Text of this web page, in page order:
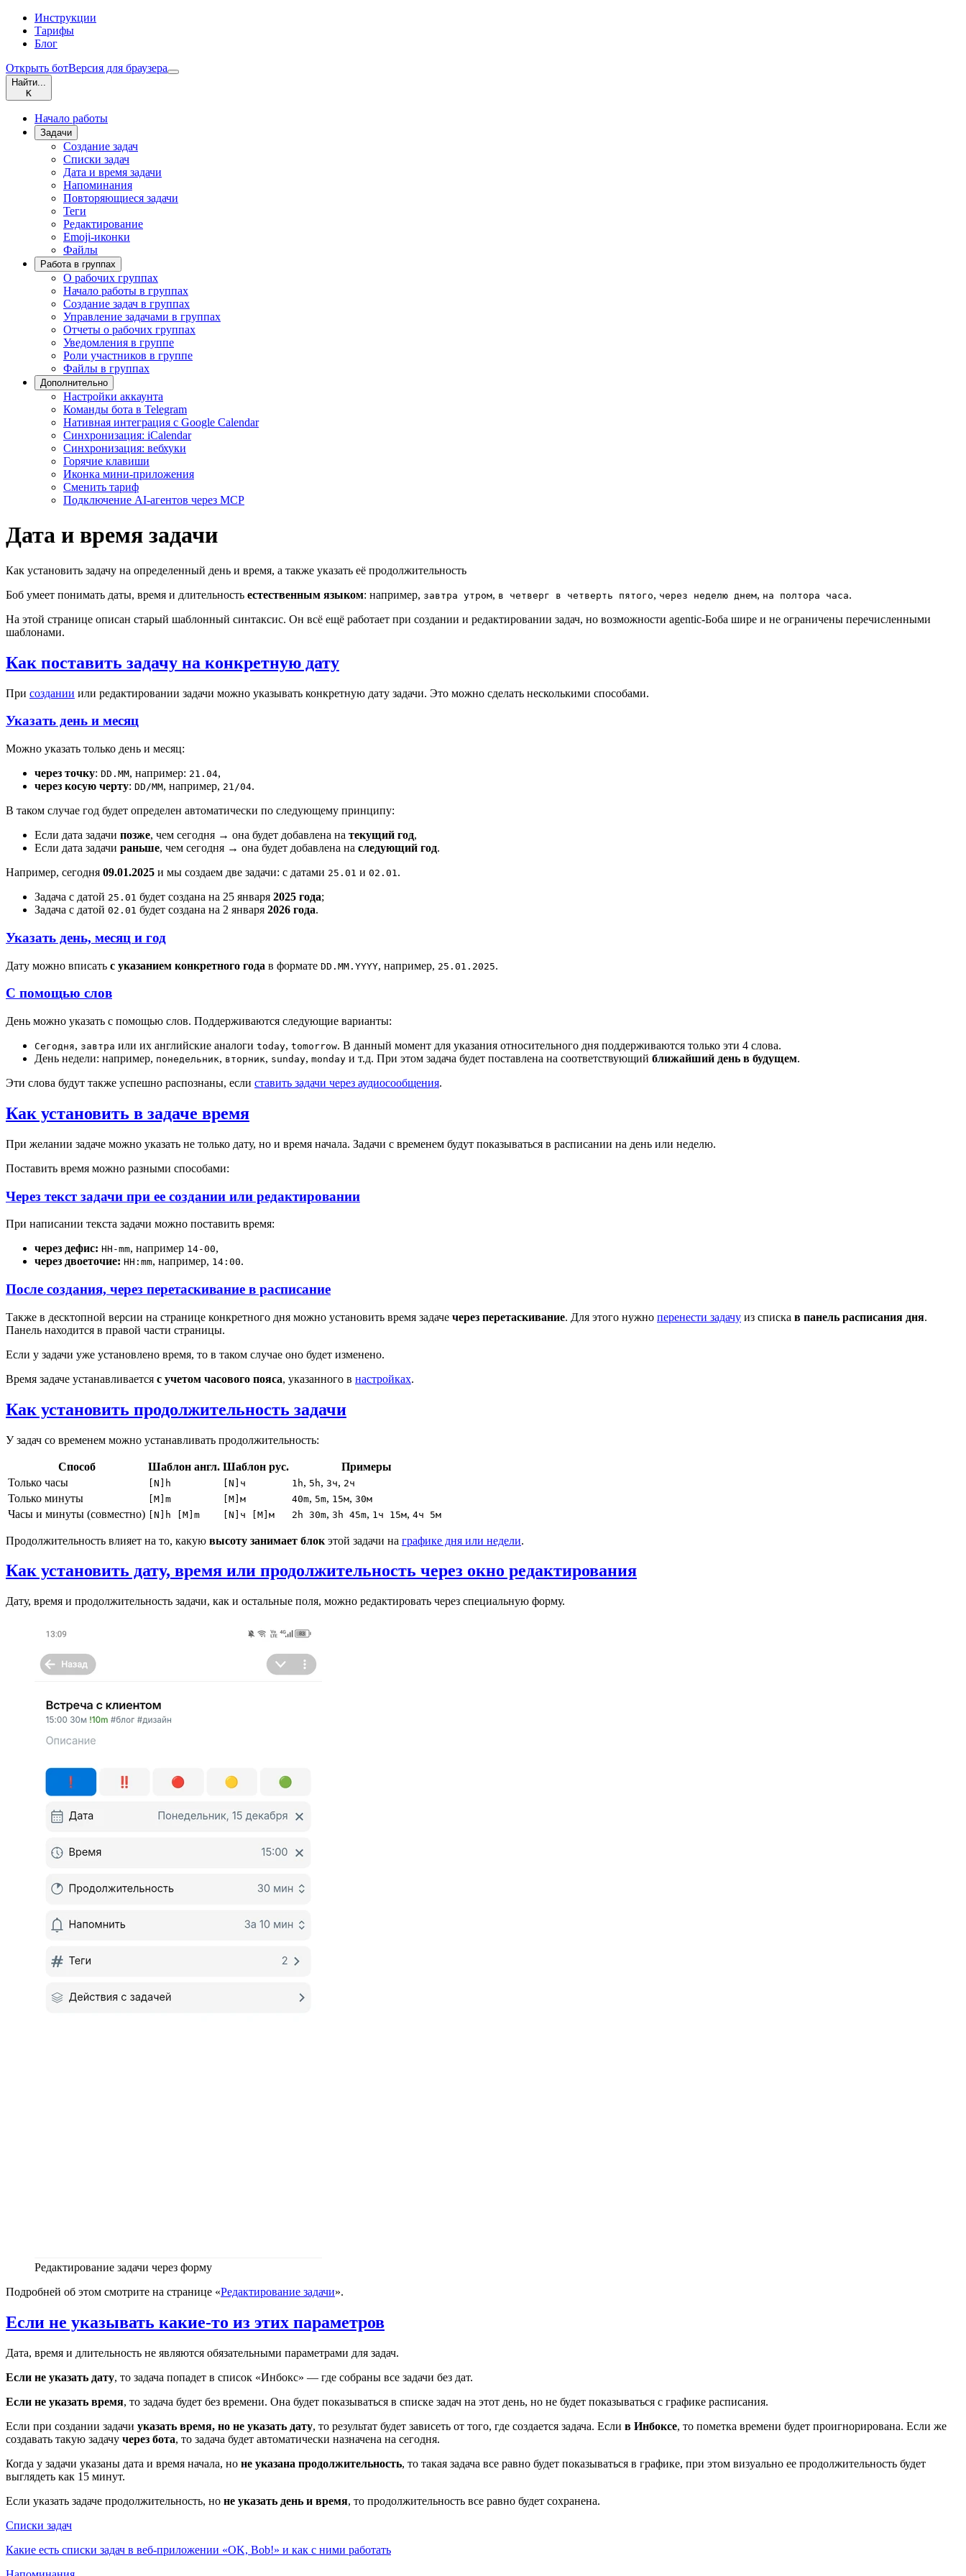
Инструкции
Тарифы
Блог
Открыть ботВерсия для браузера
Найти...
K
Начало работы
Задачи
Создание задач
Списки задач
Дата и время задачи
Напоминания
Повторяющиеся задачи
Теги
Редактирование
Emoji-иконки
Файлы
Работа в группах
О рабочих группах
Начало работы в группах
Создание задач в группах
Управление задачами в группах
Отчеты о рабочих группах
Уведомления в группе
Роли участников в группе
Файлы в группах
Дополнительно
Настройки аккаунта
Команды бота в Telegram
Нативная интеграция с Google Calendar
Синхронизация: iCalendar
Синхронизация: вебхуки
Горячие клавиши
Иконка мини-приложения
Сменить тариф
Подключение AI-агентов через MCP
Дата и время задачи
Как установить задачу на определенный день и время, а также указать её продолжительность
Боб умеет понимать даты, время и длительность естественным языком: например, завтра утром, в четверг в четверть пятого, через неделю днем, на полтора часа.
На этой странице описан старый шаблонный синтаксис. Он всё ещё работает при создании и редактировании задач, но возможности agentic-Боба шире и не ограничены перечисленными
шаблонами.
Как поставить задачу на конкретную дату
При создании или редактировании задачи можно указывать конкретную дату задачи. Это можно сделать несколькими способами.
Указать день и месяц
Можно указать только день и месяц:
через точку: DD.MM, например: 21.04,
через косую черту: DD/MM, например, 21/04.
В таком случае год будет определен автоматически по следующему принципу:
Если дата задачи позже, чем сегодня → она будет добавлена на текущий год,
Если дата задачи раньше, чем сегодня → она будет добавлена на следующий год.
Например, сегодня 09.01.2025 и мы создаем две задачи: с датами 25.01 и 02.01.
Задача с датой 25.01 будет создана на 25 января 2025 года;
Задача с датой 02.01 будет создана на 2 января 2026 года.
Указать день, месяц и год
Дату можно вписать с указанием конкретного года в формате DD.MM.YYYY, например, 25.01.2025.
С помощью слов
День можно указать с помощью слов. Поддерживаются следующие варианты:
Сегодня, завтра или их английские аналоги today, tomorrow. В данный момент для указания относительного дня поддерживаются только эти 4 слова.
День недели: например, понедельник, вторник, sunday, monday и т.д. При этом задача будет поставлена на соответствующий ближайший день в будущем.
Эти слова будут также успешно распознаны, если ставить задачи через аудиосообщения.
Как установить в задаче время
При желании задаче можно указать не только дату, но и время начала. Задачи с временем будут показываться в расписании на день или неделю.
Поставить время можно разными способами:
Через текст задачи при ее создании или редактировании
При написании текста задачи можно поставить время:
через дефис: HH-mm, например 14-00,
через двоеточие: HH:mm, например, 14:00.
После создания, через перетаскивание в расписание
Также в десктопной версии на странице конкретного дня можно установить время задаче через перетаскивание. Для этого нужно перенести задачу из списка в панель расписания дня.
Панель находится в правой части страницы.
Если у задачи уже установлено время, то в таком случае оно будет изменено.
Время задаче устанавливается с учетом часового пояса, указанного в настройках.
Как установить продолжительность задачи
У задач со временем можно устанавливать продолжительность:
Способ Шаблон англ. Шаблон рус.
Примеры
Только часы
[N]h [N]ч 1h, 5h, 3ч, 2ч
Только минуты [M]m [M]м 40m, 5m, 15м, 30м
Часы и минуты (совместно) [N]h [M]m [N]ч [M]м 2h 30m, 3h 45m, 1ч 15м, 4ч 5м
Продолжительность влияет на то, какую высоту занимает блок этой задачи на графике дня или недели.
Как установить дату, время или продолжительность через окно редактирования
Дату, время и продолжительность задачи, как и остальные поля, можно редактировать через специальную форму.
Редактирование задачи через форму
Подробней об этом смотрите на странице «Редактирование задачи».
Если не указывать какие-то из этих параметров
Дата, время и длительность не являются обязательными параметрами для задач.
Если не указать дату, то задача попадет в список «Инбокс» — где собраны все задачи без дат.
Если не указать время, то задача будет без времени. Она будет показываться в списке задач на этот день, но не будет показываться с графике расписания.
Если при создании задачи указать время, но не указать дату, то результат будет зависеть от того, где создается задача. Если в Инбоксе, то пометка времени будет проигнорирована. Если же
создавать такую задачу через бота, то задача будет автоматически назначена на сегодня.
Когда у задачи указаны дата и время начала, но не указана продолжительность, то такая задача все равно будет показываться в графике, при этом визуально ее продолжительность будет
выглядеть как 15 минут.
Если указать задаче продолжительность, но не указать день и время, то продолжительность все равно будет сохранена.
Списки задач
Какие есть списки задач в веб-приложении «OK, Bob!» и как с ними работать